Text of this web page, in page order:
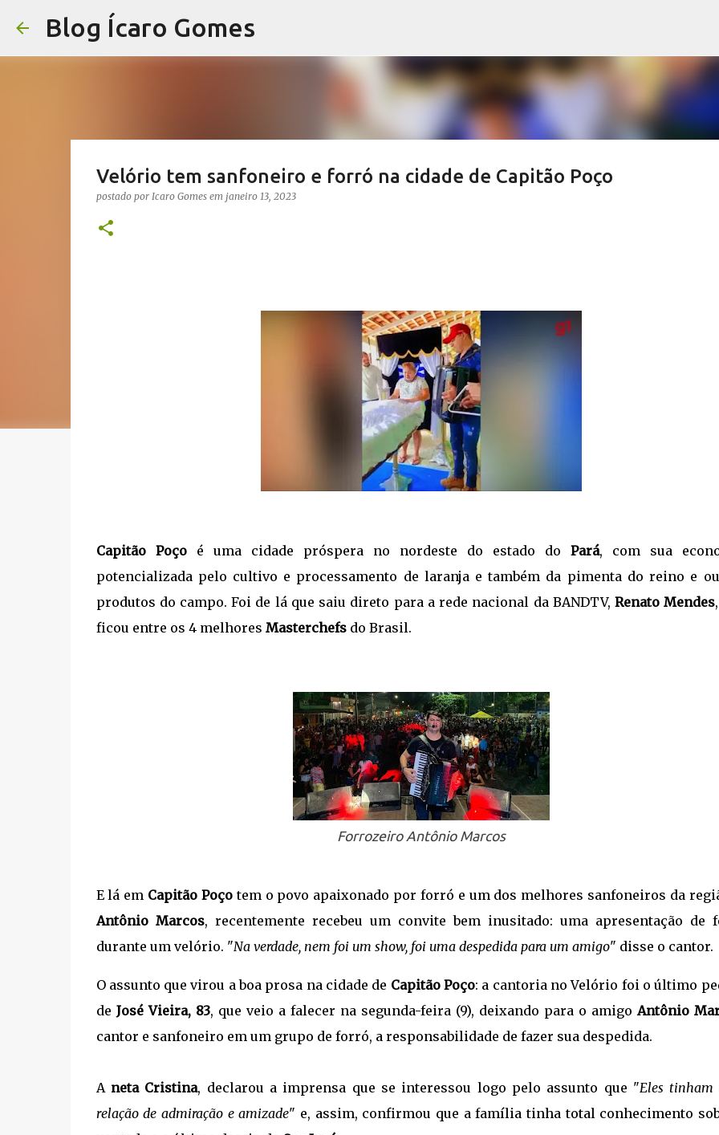
Blog Ícaro Gomes
Velório tem sanfoneiro e forró na cidade de Capitão Poço
postado por Icaro Gomes em janeiro 13, 2023
Capitão Poçoé uma cidade próspera no nordeste do estado do Pará, com sua
potencializada pelo cultivo e processamento de laranja e também da pimenta do reino e
produtos do campo. Foi de lá que saiu direto para a rede nacional da BANDTV, Renato Mendes
ficou entre os 4 melhores Masterchefsdo Brasil.
Forrozeiro Antônio Marcos
E lá em Capitão Poçotem o povo apaixonado por forró e um dos melhores sanfoneiros da
Antônio Marcos, recentemente recebeu um convite bem inusitado: uma apresentação de
durante um velório. "Na verdade, nem foi um show, foi uma despedida para um amigo" disse o cantor.
O assunto que virou a boa prosa na cidade de Capitão Poço: a cantoria no Velório foi o último
de José Vieira, 83, que veio a falecer na segunda-feira (9), deixando para o amigoAntônio
cantor e sanfoneiro em um grupo de forró, a responsabilidade de fazer sua despedida.
Aneta Cristina, declarou a imprensa que se interessou logo pelo assunto que "Eles tinham
relação de admiração e amizade" e, assim, confirmou que a família tinha total conhecimento